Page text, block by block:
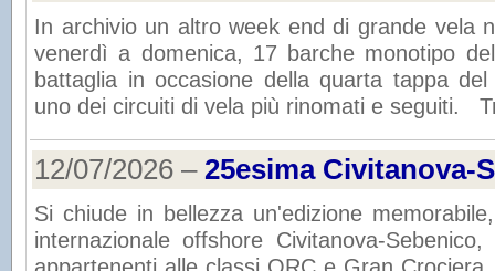
In archivio un altro week end di grande vela
venerdì a domenica, 17 barche monotipo
battaglia in occasione della quarta tappa
uno dei circuiti di vela più rinomati e seguiti.
12/07/2026 – 25esima Civitanova-
Si chiude in bellezza un'edizione
internazionale offshore Civitanova-